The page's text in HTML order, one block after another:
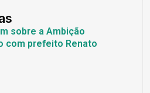
sobre a Ambição
com prefeito Renato